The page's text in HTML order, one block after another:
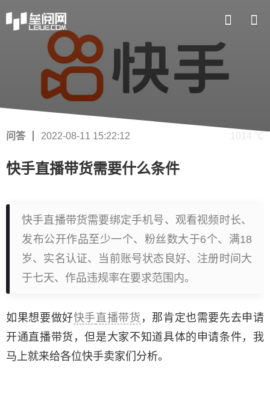
问答 2022-08-11 15:22:12 1014 ℃
快手直播带货需要什么条件
快手直播带货需要绑定手机号、观看视频时长、
发布公开作品至少一个、粉丝数大于6个、满18
岁、实名认证、当前账号状态良好、注册时间大
于七天、作品违规率在要求范围内。
如果想要做好快手直播带货 ，那肯定也需要先去申请
开通直播带货，但是大家不知道具体的申请条件，我
马上就来给各位快手卖家们分析。